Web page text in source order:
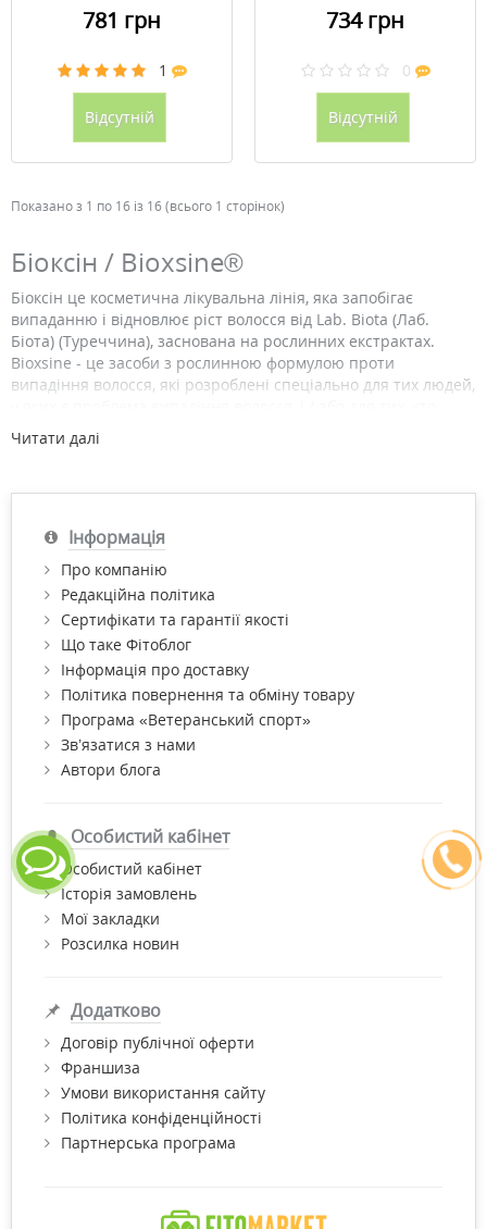
781 грн
1
Відсутній
734 грн
0
Відсутній
Показано з 1 по 16 із 16 (всього 1 сторінок)
Біоксін / Bioxsine®
Біоксін це косметична лікувальна лінія, яка запобігає
випаданню і відновлює ріст волосся від Lab. Biota (Лаб.
Біота) (Туреччина), заснована на рослинних екстрактах.
Bioxsine - це засоби з рослинною формулою проти
випадіння волосся, які розроблені спеціально для тих людей,
бажає підтримати та зберегти сильне і красиве волосся.
складу. Він зміцнює волосся, надаючи їм силу та
еластичність, створюючи необхідні умови для формування
нових волосків.
Купити продукцію ТМ Bioxsine за найнижчою ціною з
доставкою по Києву та Україні Ви можете в нашому інтернет-
магазині "Фітомаркет".
Читати далі
Інформація
Про компанію
Редакційна політика
Сертифікати та гарантії якості
Що таке Фітоблог
Інформація про доставку
Політика повернення та обміну товару
Програма «Ветеранський спорт»
Зв’язатися з нами
Автори блога
Особистий кабінет
Особистий кабінет
Історія замовлень
Мої закладки
Розсилка новин
Додатково
Договір публічної оферти
Франшиза
Умови використання сайту
Політика конфіденційності
Партнерська програма